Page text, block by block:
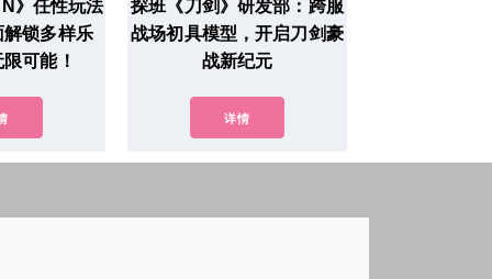
》任性玩法
锁多样乐
可能！
探班《刀剑》研发部：跨服
战场初具模型，开启刀剑豪
战新纪元
详情